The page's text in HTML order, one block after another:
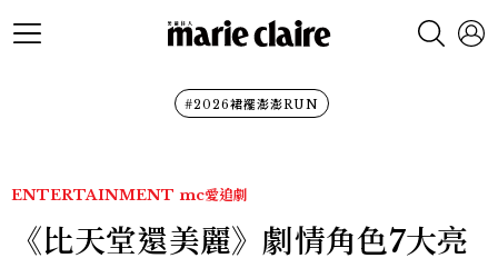
#2026裙襬澎澎RUN
ENTERTAINMENT mc愛追劇
《比天堂還美麗》劇情角色7大亮